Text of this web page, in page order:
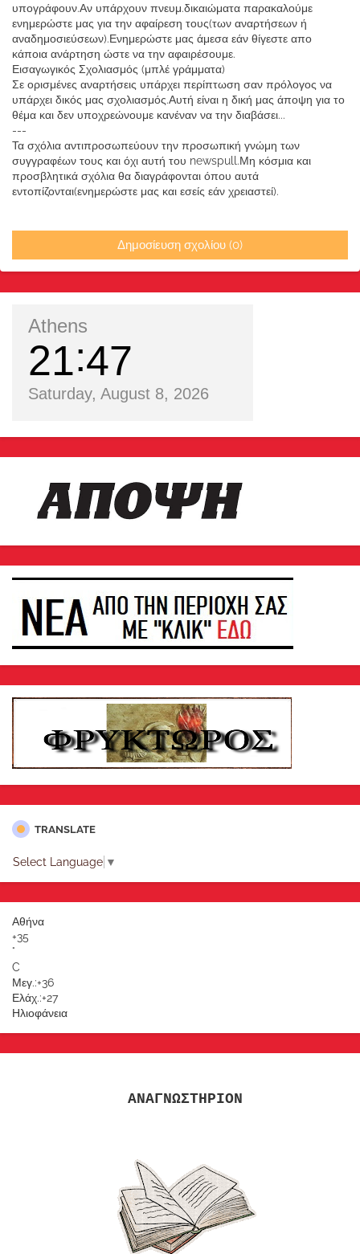
υπογράφουν.Αν υπάρχουν πνευμ.δικαιώματα παρακαλούμε
ενημερώστε μας για την αφαίρεση τους(των αναρτήσεων ή
αναδημοσιεύσεων).Ενημερώστε μας άμεσα εάν θίγεστε απο
κάποια ανάρτηση ώστε να την αφαιρέσουμε.
Εισαγωγικός Σχολιασμός (μπλέ γράμματα)
Σε ορισμένες αναρτήσεις υπάρχει περίπτωση σαν πρόλογος να
υπάρχει δικός μας σχολιασμός.Αυτή είναι η δική μας άποψη για το
θέμα και δεν υποχρεώνουμε κανέναν να την διαβάσει...
---
Τα σχόλια αντιπροσωπεύουν την προσωπική γνώμη των
συγγραφέων τους και όχι αυτή του newspull.Μη κόσμια και
προσβλητικά σχόλια θα διαγράφονται όπου αυτά
εντοπίζονται(ενημερώστε μας και εσείς εάν χρειαστεί).
Δημοσίευση σχολίου (0)
Athens
21 47
Saturday, August 8, 2026
TRANSLATE
Select Language ▼
Αθήνα
+35
°
C
Μεγ.:+36
Ελάχ.:+27
Ηλιοφάνεια
ΑΝΑΓΝΩΣΤΗΡΙΟΝ